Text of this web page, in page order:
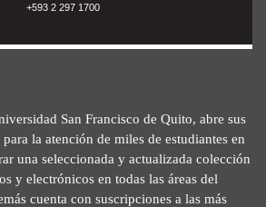
+593 2 297 1700
San Francisco de Quito, abre sus
la atención de miles de estudiantes en
una seleccionada y actualizada colección
y electrónicos en todas las áreas del
cuenta con suscripciones a las más